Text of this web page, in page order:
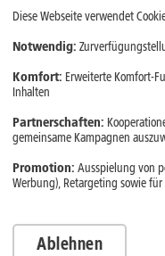
Diese Webseite verwendet
Notwendig:
Komfort: Erweiterte Komfort-
Inhalten
Partnerschaften:
gemeinsame Kampagnen
Promotion: Ausspielung von
Werbung), Retargeting sowie
Ablehnen